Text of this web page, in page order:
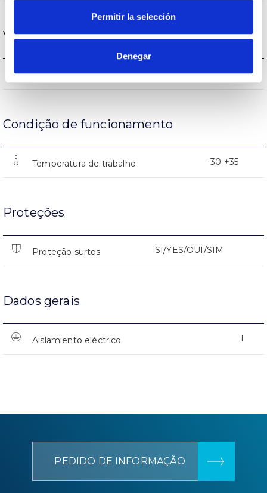
Permitir la selección
Denegar
Vida
L70 B10>(500<l≤1.000mA) L90 B10 >200.000h
Condição de funcionamento
Temperatura de trabalho -30 +35
Proteções
Proteção surtos SI/YES/OUI/SIM
Dados gerais
Aislamiento eléctrico I
PEDIDO DE INFORMAÇÃO